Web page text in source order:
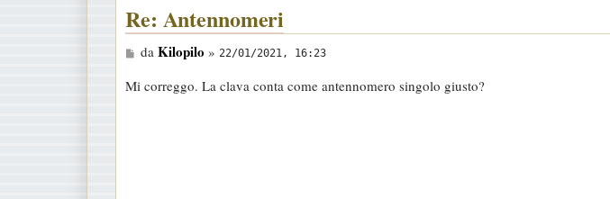
Re: Antennomeri
M
s
da Kilopilo » 22/01/2021, 16:23
Mi correggo. La clava conta come antennomero singolo giusto?